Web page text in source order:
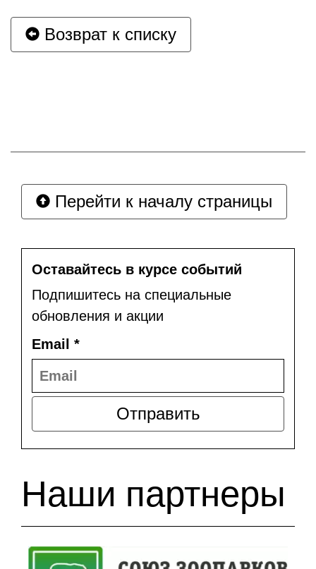
Возврат к списку
Перейти к началу страницы
Оставайтесь в курсе событий
Подпишитесь на специальные
обновления и акции
Email *
Отправить
Наши партнеры